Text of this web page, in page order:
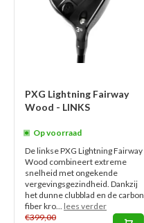
PXG Lightning Fairway
Wood - LINKS
Op voorraad
De linkse PXG Lightning Fairway
Wood combineert extreme
snelheid met ongekende
vergevingsgezindheid. Dankzij
het dunne clubblad en de carbon
fiber kro... lees verder
€399,00